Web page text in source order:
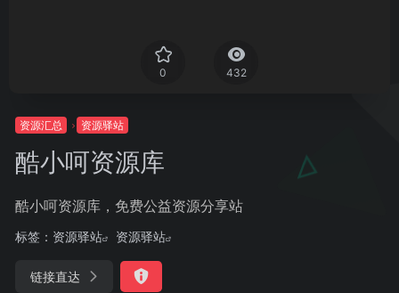
0 432
资源汇总 资源驿站
酷小呵资源库
酷小呵资源库，免费公益资源分享站
标签： 资源驿站 资源驿站
链接直达